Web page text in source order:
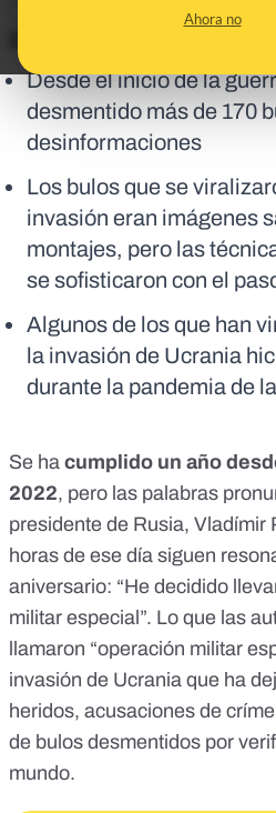
Ahora no
Desde el inicio de la
desmentido más de 170
desinformaciones
Los bulos que se
invasión eran imágenes
montajes, pero las
se sofisticaron con el
Algunos de los que han
la invasión de Ucrania
durante la pandemia de
Se ha cumplido un año
2022, pero las palabras
presidente de Rusia, Vladímir
horas de ese día siguen
aniversario: “He decidido
militar especial”. Lo que las
llamaron “operación militar
invasión de Ucrania que ha
heridos, acusaciones de
de bulos desmentidos por
mundo.